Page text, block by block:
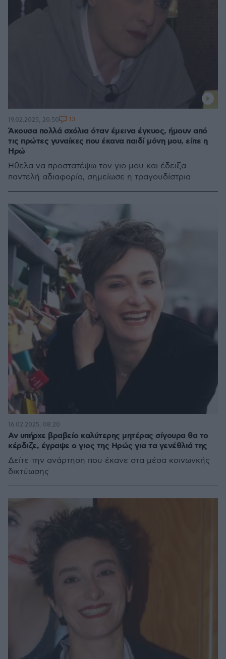
Άκουσα πολλά σχόλια όταν έμεινα έγκυος, ήμουν από
τις πρώτες γυναίκες που έκανα παιδί μόνη μου, είπε η
Ηρώ
Ήθελα να προστατέψω τον γιο μου και έδειξα
παντελή αδιαφορία, σημείωσε η τραγουδίστρια
19.02.2025, 20:50 13
Αν υπήρχε βραβείο καλύτερης μητέρας σίγουρα θα το
κέρδιζε, έγραψε ο γιος της Ηρώς για τα γενέθλιά της
Δείτε την ανάρτηση που έκανε στα μέσα κοινωνκής
δικτύωσης
16.02.2025, 08:20